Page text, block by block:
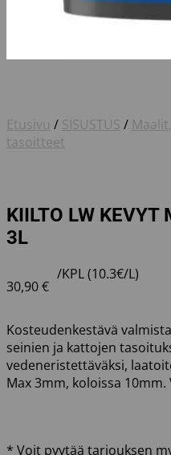
Etusivu / SISUSTUS /
tasoitteet
KIILTO LW KEVYT
3L
30,90€
/KPL (10.3€/L)
Kosteudenkestävä
seinien ja kattojen
vedeneristettäväksi,
Max 3mm, koloissa
* Voit pyytää tarjouksen